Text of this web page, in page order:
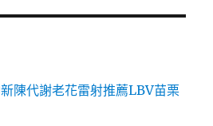
陳代謝老花雷射推薦LBV苗栗